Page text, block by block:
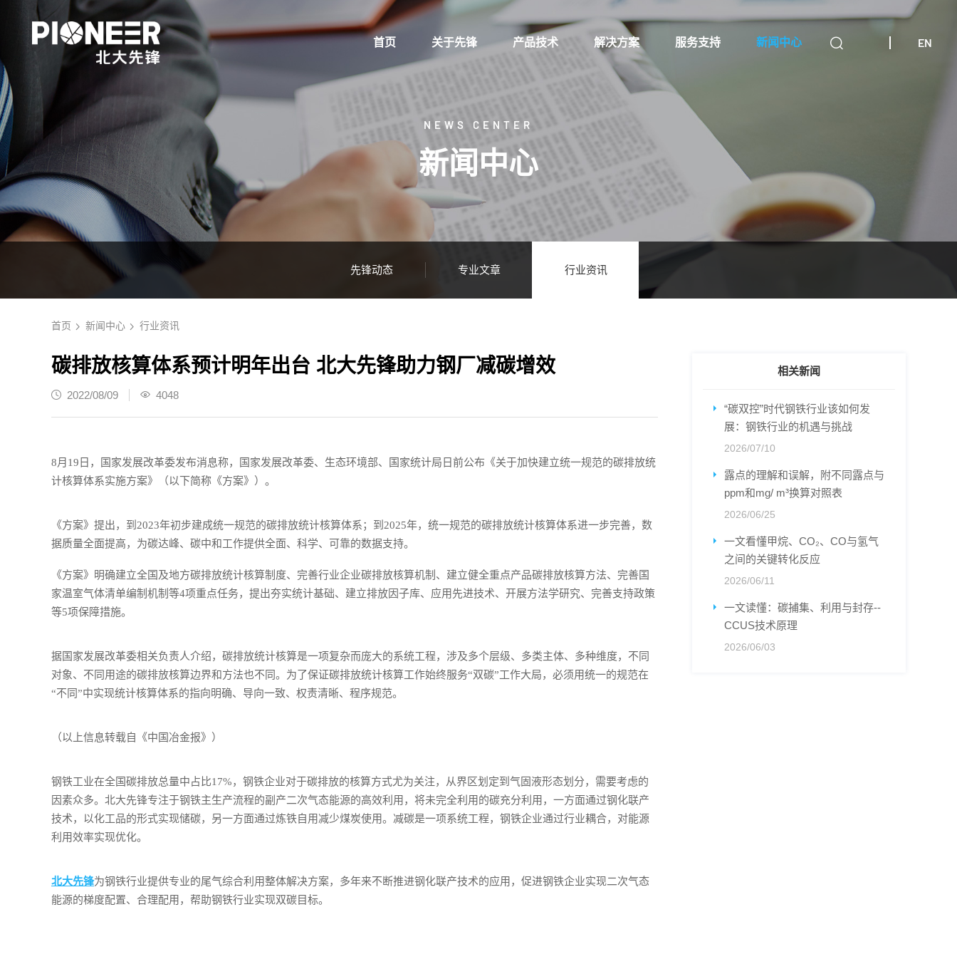
EN
首页 关于先锋 产品技术 解决方案 服务支持 新闻中心
NEWS CENTER
新闻中心
先锋动态 专业文章 行业资讯
首页 新闻中心 行业资讯
碳排放核算体系预计明年出台 北大先锋助力钢厂减碳增效
2022/08/09 4048
8月19日，国家发展改革委发布消息称，国家发展改革委、生态环境部、国家统计局日前公布《关于加快建立统一规范的碳排放统
计核算体系实施方案》（以下简称《方案》）。
《方案》提出，到2023年初步建成统一规范的碳排放统计核算体系；到2025年，统一规范的碳排放统计核算体系进一步完善，数
据质量全面提高，为碳达峰、碳中和工作提供全面、科学、可靠的数据支持。
《方案》明确建立全国及地方碳排放统计核算制度、完善行业企业碳排放核算机制、建立健全重点产品碳排放核算方法、完善国
家温室气体清单编制机制等4项重点任务，提出夯实统计基础、建立排放因子库、应用先进技术、开展方法学研究、完善支持政策
等5项保障措施。
据国家发展改革委相关负责人介绍，碳排放统计核算是一项复杂而庞大的系统工程，涉及多个层级、多类主体、多种维度，不同
对象、不同用途的碳排放核算边界和方法也不同。为了保证碳排放统计核算工作始终服务“双碳”工作大局，必须用统一的规范在
“不同”中实现统计核算体系的指向明确、导向一致、权责清晰、程序规范。
（以上信息转载自《中国冶金报》）
钢铁工业在全国碳排放总量中占比17%，钢铁企业对于碳排放的核算方式尤为关注，从界区划定到气固液形态划分，需要考虑的
因素众多。北大先锋专注于钢铁主生产流程的副产二次气态能源的高效利用，将未完全利用的碳充分利用，一方面通过钢化联产
技术，以化工品的形式实现储碳，另一方面通过炼铁自用减少煤炭使用。减碳是一项系统工程，钢铁企业通过行业耦合，对能源
利用效率实现优化。
北大先锋为钢铁行业提供专业的尾气综合利用整体解决方案，多年来不断推进钢化联产技术的应用，促进钢铁企业实现二次气态
能源的梯度配置、合理配用，帮助钢铁行业实现双碳目标。
相关新闻
“碳双控”时代钢铁行业该如何发
展：钢铁行业的机遇与挑战
2026/07/10
露点的理解和误解，附不同露点与
ppm和mg/ m³换算对照表
2026/06/25
一文看懂甲烷、CO₂、CO与氢气
之间的关键转化反应
2026/06/11
一文读懂：碳捕集、利用与封存--
CCUS技术原理
2026/06/03